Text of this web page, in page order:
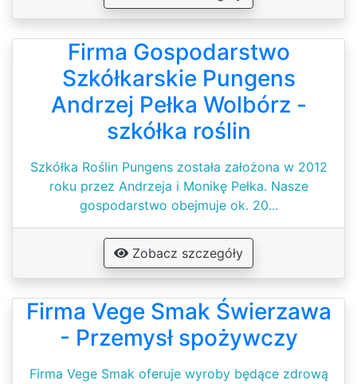
Firma Gospodarstwo
Szkółkarskie Pungens
Andrzej Pełka Wolbórz -
szkółka roślin
Szkółka Roślin Pungens została założona w 2012
roku przez Andrzeja i Monikę Pełka. Nasze
gospodarstwo obejmuje ok. 20...
Zobacz szczegóły
Firma Vege Smak Świerzawa
- Przemysł spożywczy
Firma Vege Smak oferuje wyroby będące zdrową